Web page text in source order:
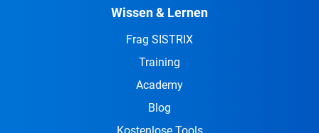
Wissen & Lernen
Frag SISTRIX
Training
Academy
Blog